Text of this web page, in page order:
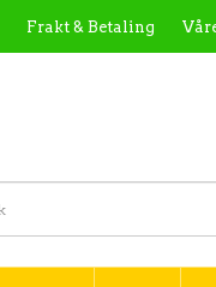
Frakt & Betaling